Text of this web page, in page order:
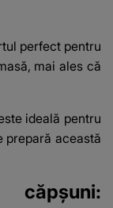
perfect pentru
mai ales că
ideală pentru
prepară această
căpşuni: